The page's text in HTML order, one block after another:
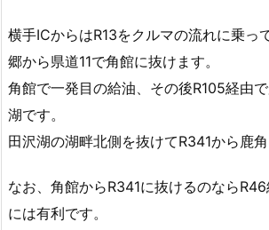
横手ICからはR13をクルマの流れに乗っ
郷から県道11で角館に抜けます。
角館で一発目の給油、その後R105経由
湖です。
田沢湖の湖畔北側を抜けてR341から鹿角
なお、角館からR341に抜けるのなら
には有利です。